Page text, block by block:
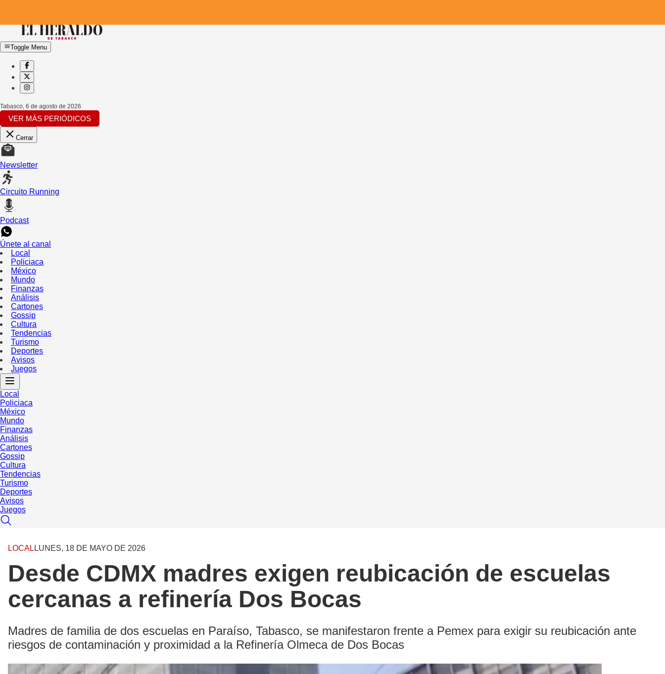
Toggle Menu
Tabasco, 6 de agosto de 2026
VER MÁS PERIÓDICOS
Cerrar
Newsletter
Circuito Running
Podcast
Únete al canal
Local
Policiaca
México
Mundo
Finanzas
Análisis
Cartones
Gossip
Cultura
Tendencias
Turismo
Deportes
Avisos
Juegos
Local
Policiaca
México
Mundo
Finanzas
Análisis
Cartones
Gossip
Cultura
Tendencias
Turismo
Deportes
Avisos
Juegos
LOCAL LUNES, 18 DE MAYO DE 2026
Desde CDMX madres exigen reubicación de escuelas
cercanas a refinería Dos Bocas
Madres de familia de dos escuelas en Paraíso, Tabasco, se manifestaron frente a Pemex para exigir su reubicación ante
riesgos de contaminación y proximidad a la Refinería Olmeca de Dos Bocas